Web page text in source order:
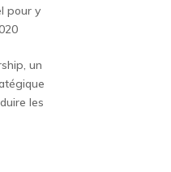
pour y
un
les